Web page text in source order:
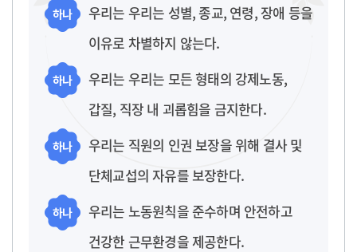
하나
우리는 우리는 성별, 종교, 연령, 장애 등을
이유로 차별하지 않는다.
하나
우리는 우리는 모든 형태의 강제노동,
갑질, 직장 내 괴롭힘을 금지한다.
하나
우리는 직원의 인권 보장을 위해 결사 및
단체교섭의 자유를 보장한다.
하나
우리는 노동원칙을 준수하며 안전하고
건강한 근무환경을 제공한다.